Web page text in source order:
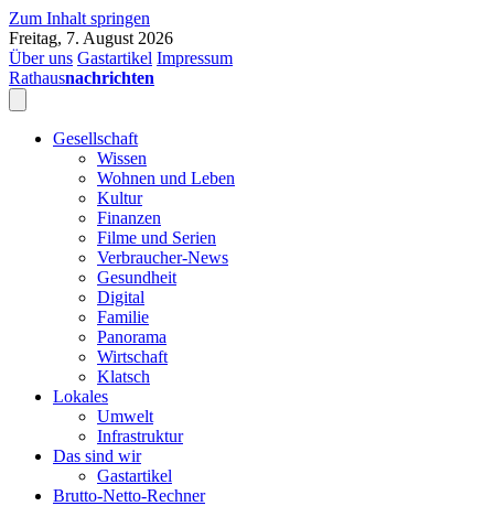
Zum Inhalt springen
Freitag, 7. August 2026
Über uns Gastartikel Impressum
Rathausnachrichten
Gesellschaft
Wissen
Wohnen und Leben
Kultur
Finanzen
Filme und Serien
Verbraucher-News
Gesundheit
Digital
Familie
Panorama
Wirtschaft
Klatsch
Lokales
Umwelt
Infrastruktur
Das sind wir
Gastartikel
Brutto-Netto-Rechner